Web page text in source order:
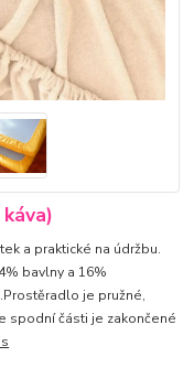
a praktické na údržbu.
bavlny a 16%
je pružné,
spodní části je zakončené